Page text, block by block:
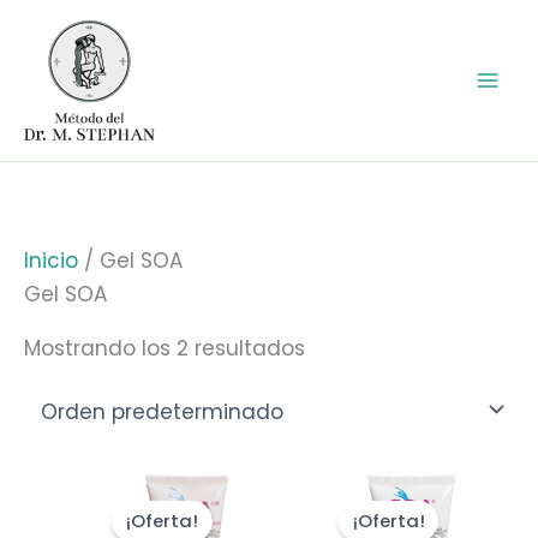
contenido
Inicio / Gel SOA
Gel SOA
Mostrando los 2 resultados
¡Oferta!
El
precio
original
¡Oferta!
El
precio
original
El